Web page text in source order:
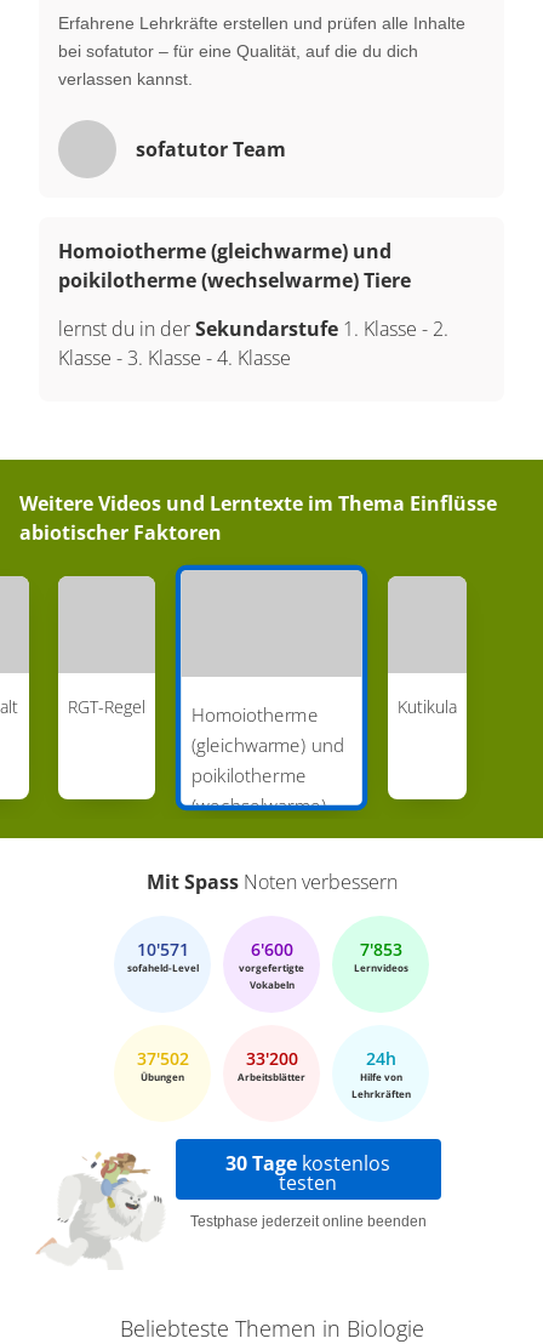
Erfahrene Lehrkräfte erstellen und prüfen alle Inhalte
bei sofatutor – für eine Qualität, auf die du dich
verlassen kannst.
sofatutor Team
Homoiotherme (gleichwarme) und
poikilotherme (wechselwarme) Tiere
lernst du in derSekundarstufe 1. Klasse - 2.
Klasse - 3. Klasse -4. Klasse
Weitere Videos und Lerntexte im Thema Einflüsse
abiotischer Faktoren
RGT-Regel
Homoiotherme
(gleichwarme) und
poikilotherme
(wechselwarme)
Tiere
Kutikula
Mit SpassNoten verbessern
10'571
sofaheld-Level
6'600
vorgefertigte
Vokabeln
7'853
Lernvideos
37'502
Übungen
33'200
Arbeitsblätter
24h
Hilfe von
Lehrkräften
30 Tage kostenlos
testen
Testphase jederzeit online beenden
Beliebteste Themen in Biologie